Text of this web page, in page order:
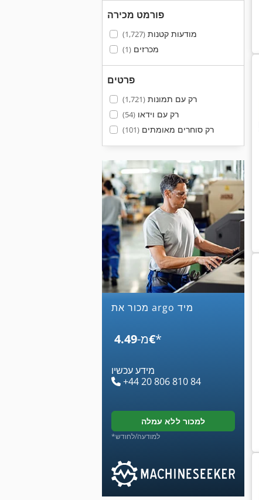
פורמט מכירה
מודעות קטנות(1,727)
מכרזים(1)
פרטים
רק עם תמונות(1,721)
רק עם וידאו(54)
רק סוחרים מאומתים(101)
מכור את argo מיד
מ-‏4.49 ‏€*
מידע עכשיו
+44 20 806 810 84
למכור ללא עמלה
*למודעה/לחודש